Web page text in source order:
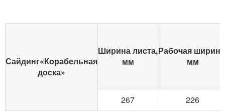
Сэндвич-панели для кровли и стен
Раскрой и резка металла
Лазерная резка металла
Плазменная резка металла
Сайдинг«Корабельная
доска»
Шириналиста,
мм
Рабочая
мм
267 226